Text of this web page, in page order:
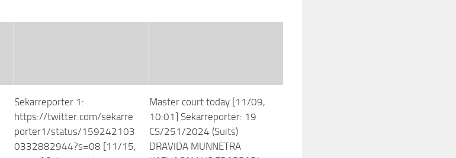
Sekarreporter 1:
https://twitter.com/sekarre
porter1/status/159242103
0332882944?s=08 [11/15,
Master court today [11/09,
10:01] Sekarreporter: 19
CS/251/2024 (Suits)
DRAVIDA MUNNETRA